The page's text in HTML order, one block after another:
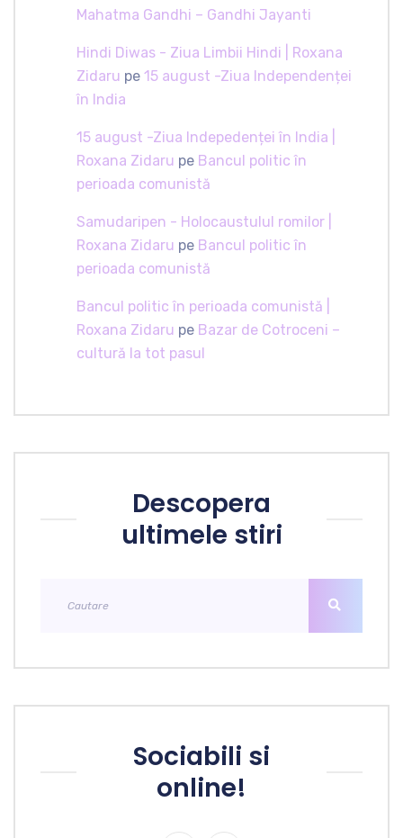
Mahatma Gandhi – Gandhi Jayanti
Hindi Diwas - Ziua Limbii Hindi | Roxana
Zidaru pe 15 august -Ziua Independenței
în India
15 august -Ziua Indepedenței în India |
Roxana Zidaru pe Bancul politic în
perioada comunistă
Samudaripen - Holocaustulul romilor |
Roxana Zidaru pe Bancul politic în
perioada comunistă
Bancul politic în perioada comunistă |
Roxana Zidaru pe Bazar de Cotroceni –
cultură la tot pasul
Descopera
ultimele stiri
Sociabili si
online!